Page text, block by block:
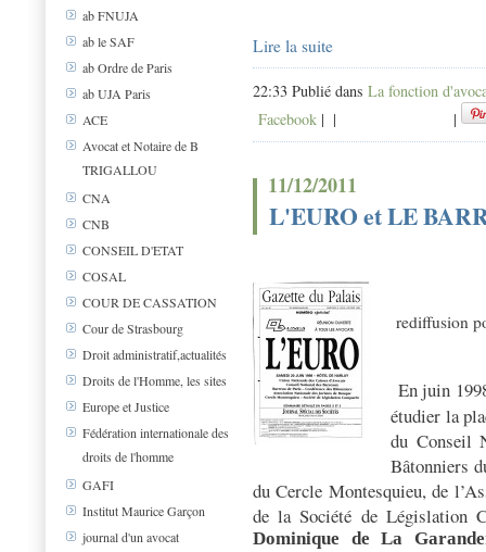
ab FNUJA
ab le SAF
ab Ordre de Paris
ab UJA Paris
ACE
Avocat et Notaire de B
TRIGALLOU
CNA
CNB
CONSEIL D'ETAT
COSAL
COUR DE CASSATION
Cour de Strasbourg
Droit administratif,actualités
Droits de l'Homme, les sites
Europe et Justice
Fédération internationale des
droits de l'homme
GAFI
Institut Maurice Garçon
journal d'un avocat
Lire la suite
22:33 Publié dans La fonction
Facebook | | |
11/12/2011
L'EURO et LE
rediffusion
En juin
étudier la
du Conseil
Bâtonniers
du Cercle Montesquieu, de
de la Société de Législation
Dominique de La